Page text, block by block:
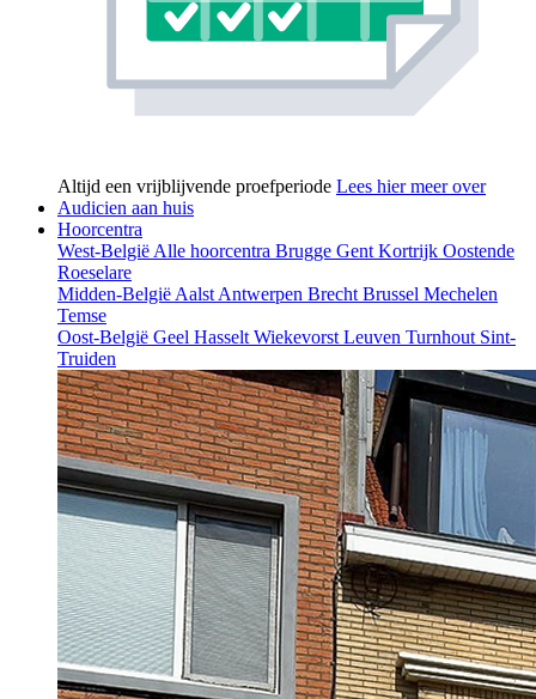
Altijd een vrijblijvende proefperiode Lees hier meer over
Audicien aan huis
Hoorcentra
West-België Alle hoorcentra Brugge Gent Kortrijk Oostende
Roeselare
Midden-België Aalst Antwerpen Brecht Brussel Mechelen
Temse
Oost-België Geel Hasselt Wiekevorst Leuven Turnhout Sint-
Truiden